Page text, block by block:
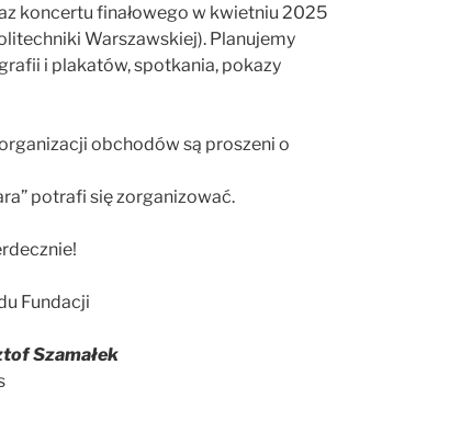
koncertu finałowego w kwietniu 2025
Warszawskiej). Planujemy
i plakatów, spotkania, pokazy
obchodów są proszeni o
potrafi się zorganizować.
Fundacji
Szamałek